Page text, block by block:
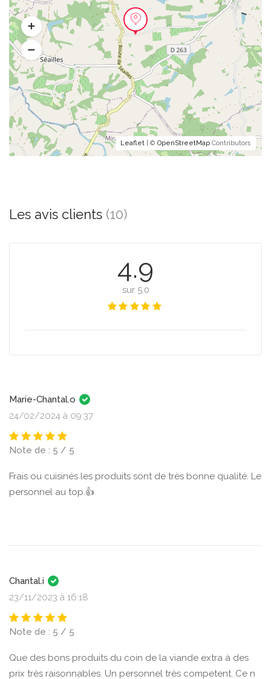
Leaflet | © OpenStreetMap Contributors
Les avis clients (10)
4.9
sur 5.0
Marie-Chantal.o
24/02/2024 à 09:37
Note de : 5 / 5
Frais ou cuisinés les produits sont de très bonne qualité. Le
personnel au top.👍
Chantal.i
23/11/2023 à 16:18
Note de : 5 / 5
Que des bons produits du coin de la viande extra à des
prix très raisonnables. Un personnel très competent. Ce n